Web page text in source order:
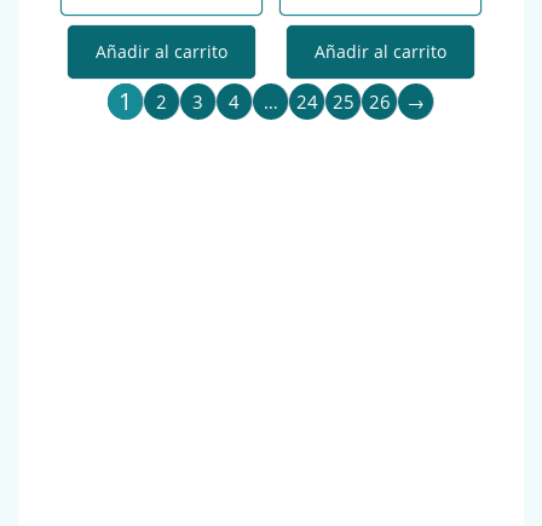
Añadir al carrito Añadir al carrito
1 2 3 4 … 24 25 26 →